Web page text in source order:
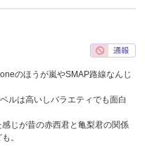
のほうが嵐やSMAP路線なんじ
ルは高いしバラエティでも面白
じが昔の赤西君と亀梨君の関係
。